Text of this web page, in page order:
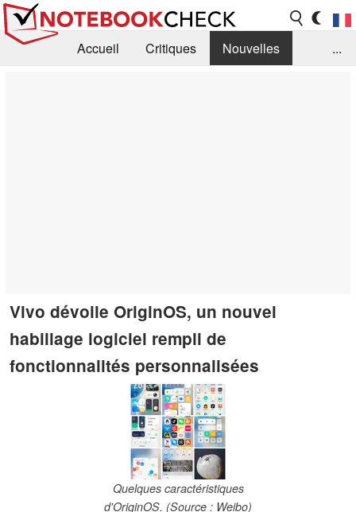
Accueil Critiques
Nouvelles
...
Vivo dévoile OriginOS, un nouvel
habillage logiciel rempli de
fonctionnalités personnalisées
Quelques caractéristiques
d'OriginOS. (Source : Weibo)